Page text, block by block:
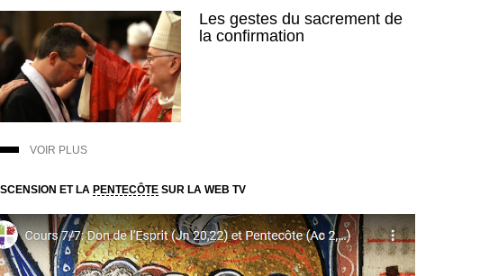
Les gestes du sacrement de
la confirmation
VOIR PLUS
ET LA PENTECÔTE SUR LA WEB TV